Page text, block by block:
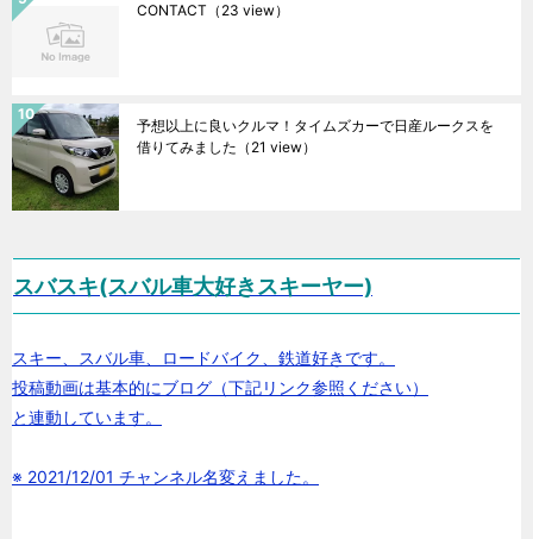
CONTACT （23 view）
予想以上に良いクルマ！タイムズカーで日産ルークスを
借りてみました （21 view）
スバスキ(スバル車大好きスキーヤー)
スキー、スバル車、ロードバイク、鉄道好きです。
投稿動画は基本的にブログ（下記リンク参照ください）
と連動しています。
※ 2021/12/01 チャンネル名変えました。